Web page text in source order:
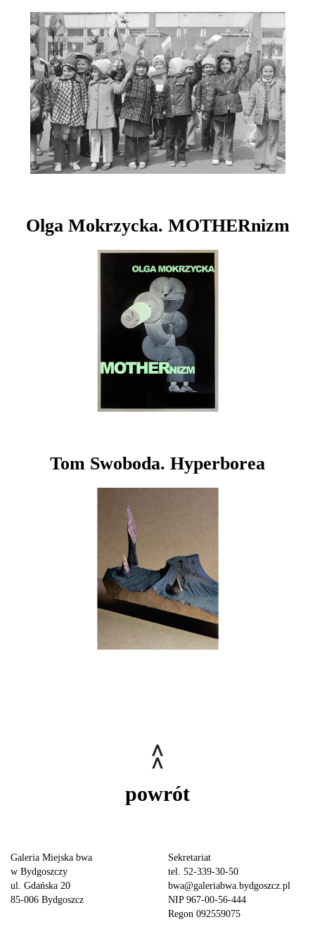
Olga Mokrzycka. MOTHERnizm
Tom Swoboda. Hyperborea
powrót
Galeria Miejska bwa
w Bydgoszczy
ul. Gdańska 20
85-006 Bydgoszcz
Sekretariat
tel. 52-339-30-50
bwa@galeriabwa.bydgoszcz.pl
NIP 967-00-56-444
Regon 092559075